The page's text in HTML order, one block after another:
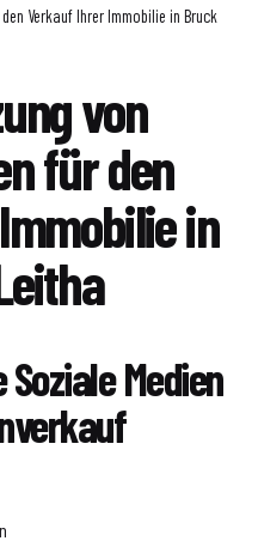
Verkauf Ihrer Immobilie in Bruck
von
für den
in
Medien